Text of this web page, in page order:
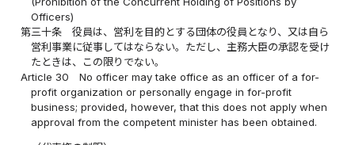
Officers)
第三十条
役員は、営利を目的とする団体の役員となり、又は自ら
営利事業に従事してはならない。ただし、主務大臣の承認を受け
たときは、この限りでない。
Article 30
No officer may take office as an officer of a for-
profit organization or personally engage in for-profit
business; provided, however, that this does not apply when
approval from the competent minister has been obtained.